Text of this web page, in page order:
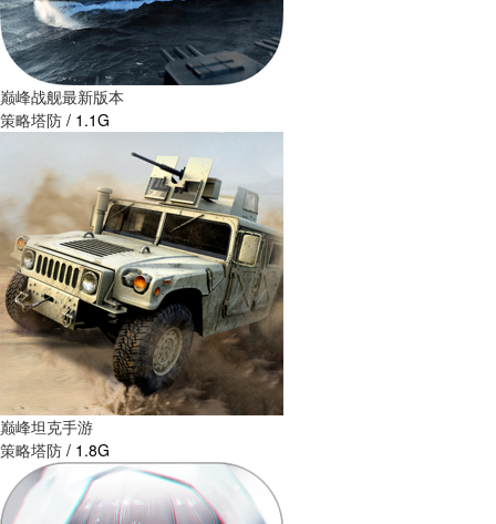
巅峰战舰最新版本
策略塔防 / 1.1G
巅峰坦克手游
策略塔防 / 1.8G